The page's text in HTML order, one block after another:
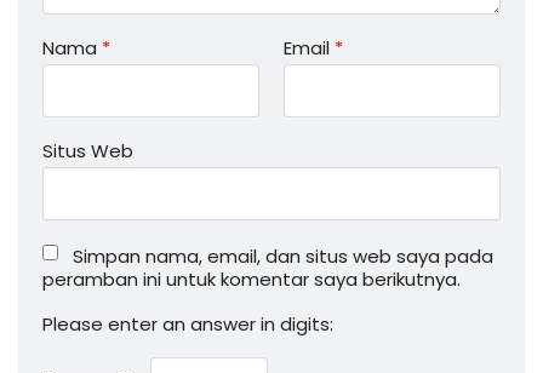
Nama * Email *
Situs Web
Simpan nama, email, dan situs web saya pada
peramban ini untuk komentar saya berikutnya.
Please enter an answer in digits: